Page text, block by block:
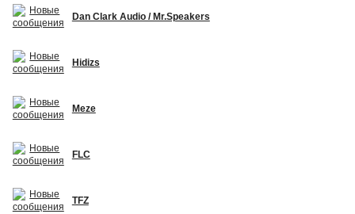
Dan Clark Audio / Mr.Speakers
Hidizs
Meze
FLC
TFZ